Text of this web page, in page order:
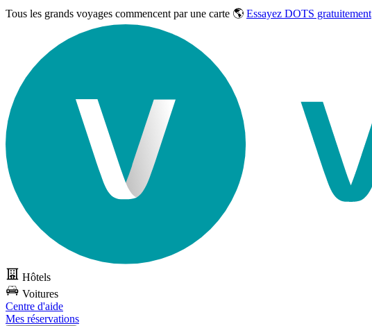
Tous les grands voyages commencent par une carte 🌎 Essayez DOTS gratuitement
Hôtels
Voitures
Centre d'aide
Mes réservations